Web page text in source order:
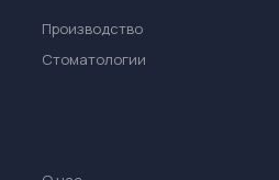
Производство
Стоматологии